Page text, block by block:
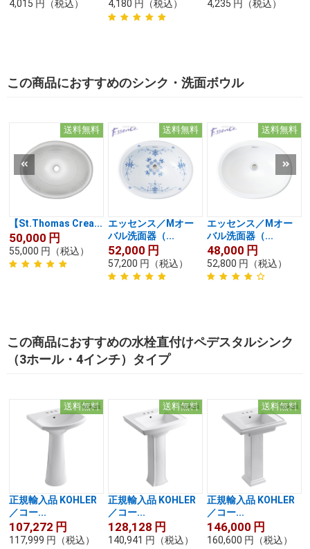
4,015 円 （税込） 4,180 円 （税込） 4,235 円 （税込）
この商品におすすめのシンク・洗面ボウル
送料無料
【St.Thomas Crea...
50,000 円
55,000 円 （税込）
送料無料
エッセンス／Mオー
バル洗面器（...
52,000 円
57,200 円 （税込）
送料無料
エッセンス／Mオー
バル洗面器（...
48,000 円
52,800 円 （税込）
この商品におすすめの水栓直付けペデスタルシンク
（3ホール・4インチ）タイプ
送料無料
正規輸入品 KOHLER
／コー...
107,272 円
117,999 円 （税込）
送料無料
正規輸入品 KOHLER
／コー...
128,128 円
140,941 円 （税込）
送料無料
正規輸入品 KOHLER
／コー...
146,000 円
160,600 円 （税込）